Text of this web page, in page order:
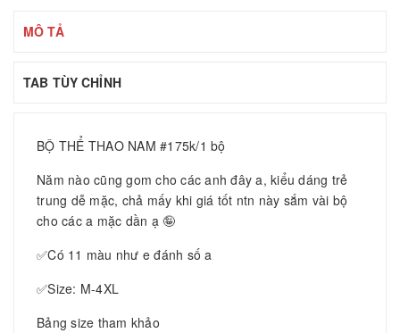
MÔ TẢ
TAB TÙY CHỈNH
BỘ THỂ THAO NAM #175k/1 bộ
Năm nào cũng gom cho các anh đây a, kiểu dáng trẻ
trung dễ mặc, chả mấy khi giá tốt ntn này sắm vài bộ
cho các a mặc dần ạ 🤪
✅Có 11 màu như e đánh số a
✅Size: M-4XL
Bảng size tham khảo